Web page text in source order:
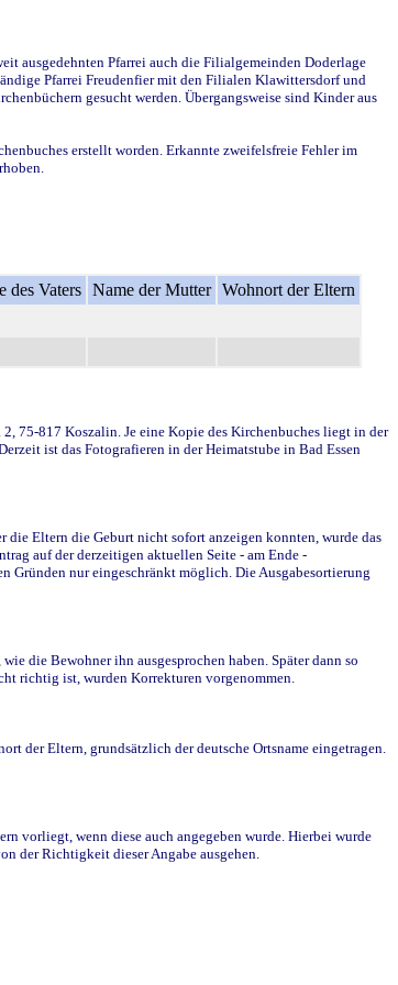
ausgedehnten Pfarrei auch die Filialgemeinden Doderlage
Pfarrei Freudenfier mit den Filialen Klawittersdorf und
gesucht werden. Übergangsweise sind Kinder aus
erstellt worden. Erkannte zweifelsfreie Fehler im
des Vaters Name der Mutter Wohnort der Eltern
75-817 Koszalin. Je eine Kopie des Kirchenbuches liegt in der
ist das Fotografieren in der Heimatstube in Bad Essen
die Eltern die Geburt nicht sofort anzeigen konnten, wurde das
auf der derzeitigen aktuellen Seite - am Ende -
Gründen nur eingeschränkt möglich. Die Ausgabesortierung
die Bewohner ihn ausgesprochen haben. Später dann so
richtig ist, wurden Korrekturen vorgenommen.
der Eltern, grundsätzlich der deutsche Ortsname eingetragen.
vorliegt, wenn diese auch angegeben wurde. Hierbei wurde
der Richtigkeit dieser Angabe ausgehen.